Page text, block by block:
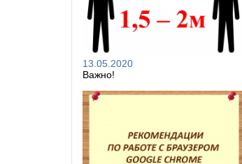
13.05.2020
Важно!